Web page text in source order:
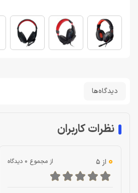
دیدگاه‌ها
نظرات کاربران
0 از 5 از مجموع 0 دیدگاه